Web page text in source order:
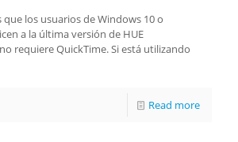
que los usuarios de Windows 10 o
a la última versión de HUE
requiere QuickTime. Si está utilizando
Read more